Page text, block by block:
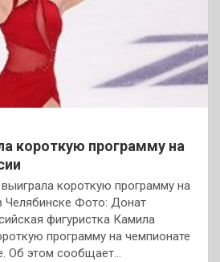
короткую программу на
короткую программу на
Челябинске Фото: Донат
фигуристка Камила
программу на чемпионате
Об этом сообщает…